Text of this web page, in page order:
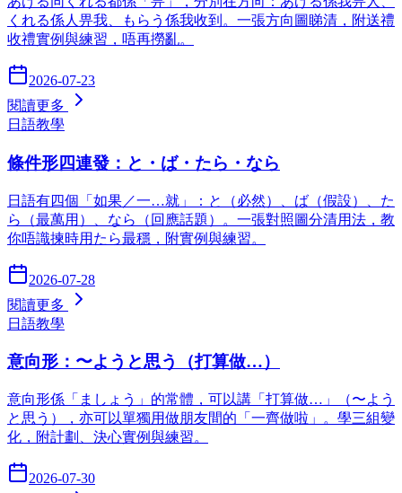
くれる係人畀我、もらう係我收到。一張方向圖睇清，附送禮
收禮實例與練習，唔再撈亂。
2026-07-23
閱讀更多
日語教學
條件形四連發：と・ば・たら・なら
日語有四個「如果／一…就」：と（必然）、ば（假設）、た
ら（最萬用）、なら（回應話題）。一張對照圖分清用法，教
你唔識揀時用たら最穩，附實例與練習。
2026-07-28
閱讀更多
日語教學
意向形：〜ようと思う（打算做…）
意向形係「ましょう」的常體，可以講「打算做…」（〜よう
と思う），亦可以單獨用做朋友間的「一齊做啦」。學三組變
化，附計劃、決心實例與練習。
2026-07-30